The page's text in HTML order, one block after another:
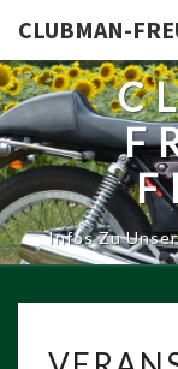
CLUBMAN-
Infos Zu